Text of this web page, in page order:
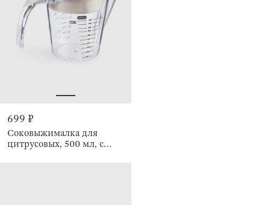
699 ₽
Соковыжималка для
цитрусовых, 500 мл, с